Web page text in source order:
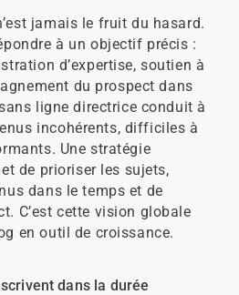
jamais le fruit du hasard.
à un objectif précis :
d’expertise, soutien à
du prospect dans
ligne directrice conduit à
incohérents, difficiles à
Une stratégie
de prioriser les sujets,
dans le temps et de
C’est cette vision globale
en outil de croissance.
dans la durée